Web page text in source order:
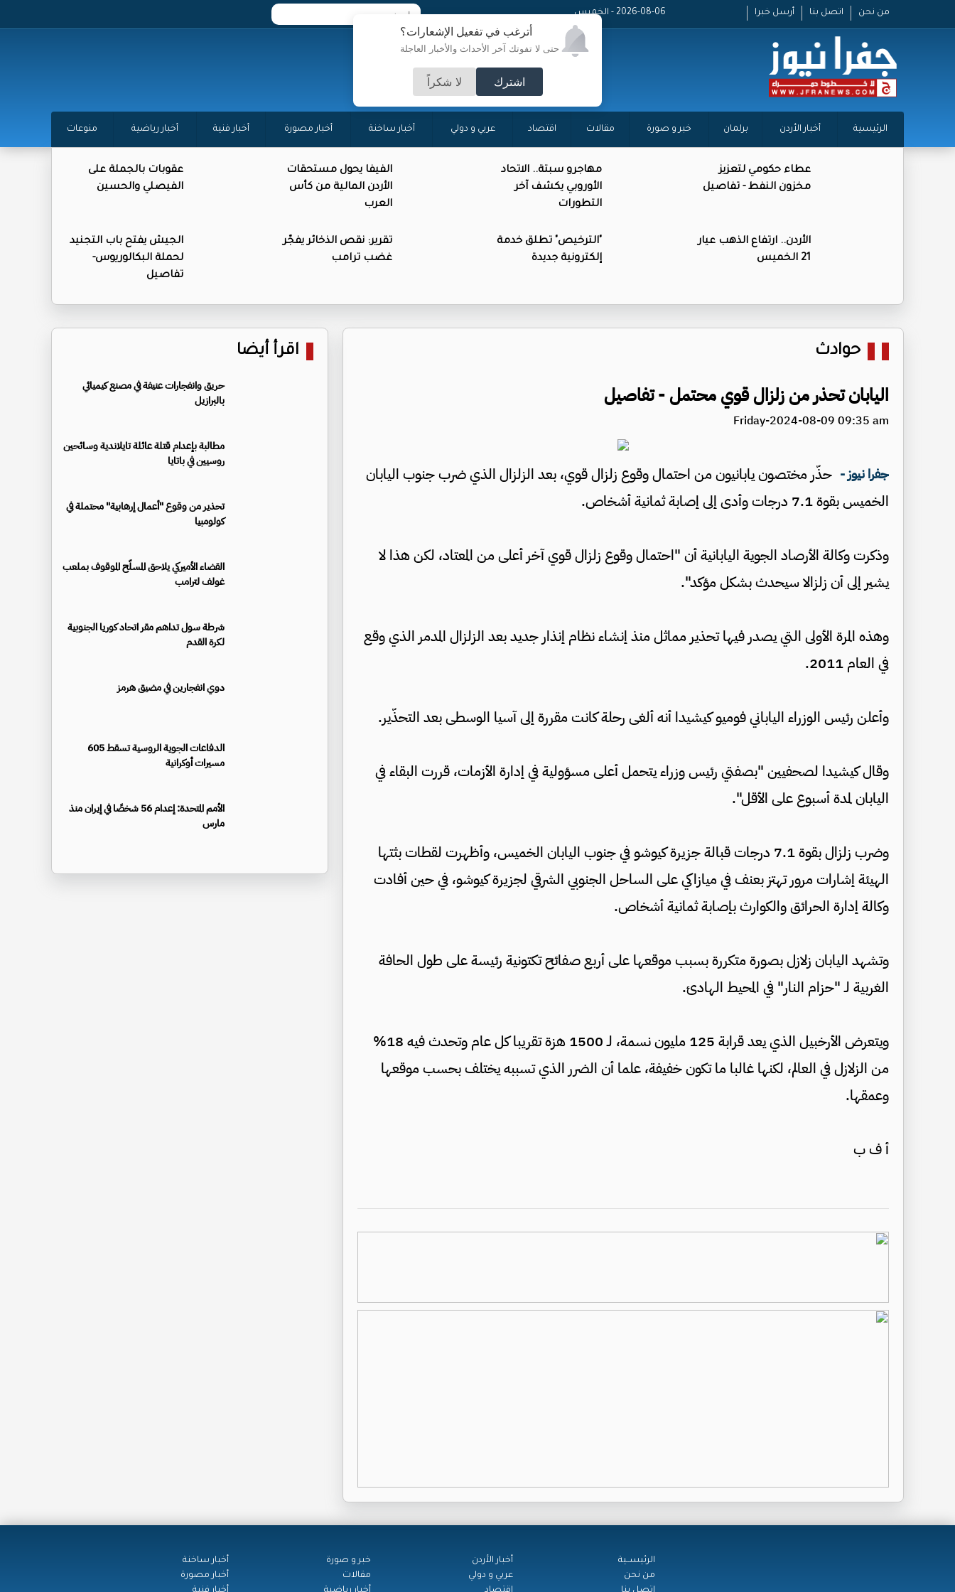
أترغب في تفعيل الإشعارات؟
حتى لا تفوتك آخر الأحداث والأخبار العاجلة
اشترك لا شكراً
من نحن اتصل بنا أرسل خبرا 2026-08-06 - الخميس
الرئيسية أخبار الأردن برلمان خبر و صورة مقالات اقتصاد عربي و دولي أخبار ساخنة أخبار مصورة أخبار فنية أخبار رياضية منوعات
عطاء حكومي لتعزيز
مخزون النفط - تفاصيل
مهاجرو سبتة.. الاتحاد
الأوروبي يكشف آخر
التطورات
الفيفا يحول مستحقات
الأردن المالية من كأس
العرب
عقوبات بالجملة على
الفيصلي والحسين
الأردن.. ارتفاع الذهب عيار
21 الخميس
"الترخيص" تطلق خدمة
إلكترونية جديدة
تقرير: نقص الذخائر يفجّر
غضب ترامب
الجيش يفتح باب التجنيد
لحملة البكالوريوس-
تفاصيل
حوادث
اليابان تحذر من زلزال قوي محتمل - تفاصيل
Friday-2024-08-09 09:35 am
جفرا نيوز - حذّر مختصون يابانيون من احتمال وقوع زلزال قوي، بعد الزلزال الذي ضرب جنوب اليابان
الخميس بقوة 7.1 درجات وأدى إلى إصابة ثمانية أشخاص.
وذكرت وكالة الأرصاد الجوية اليابانية أن "احتمال وقوع زلزال قوي آخر أعلى من المعتاد، لكن هذا لا
يشير إلى أن زلزالا سيحدث بشكل مؤكد".
وهذه المرة الأولى التي يصدر فيها تحذير مماثل منذ إنشاء نظام إنذار جديد بعد الزلزال المدمر الذي وقع
في العام 2011.
وأعلن رئيس الوزراء الياباني فوميو كيشيدا أنه ألغى رحلة كانت مقررة إلى آسيا الوسطى بعد التحذّير.
وقال كيشيدا لصحفيين "بصفتي رئيس وزراء يتحمل أعلى مسؤولية في إدارة الأزمات، قررت البقاء في
اليابان لمدة أسبوع على الأقل".
وضرب زلزال بقوة 7.1 درجات قبالة جزيرة كيوشو في جنوب اليابان الخميس، وأظهرت لقطات بثتها
الهيئة إشارات مرور تهتز بعنف في ميازاكي على الساحل الجنوبي الشرقي لجزيرة كيوشو، في حين أفادت
وكالة إدارة الحرائق والكوارث بإصابة ثمانية أشخاص.
وتشهد اليابان زلازل بصورة متكررة بسبب موقعها على أربع صفائح تكتونية رئيسة على طول الحافة
الغربية لـ "حزام النار" في المحيط الهادئ.
ويتعرض الأرخبيل الذي يعد قرابة 125 مليون نسمة، لـ 1500 هزة تقريبا كل عام وتحدث فيه 18%
من الزلازل في العالم، لكنها غالبا ما تكون خفيفة، علما أن الضرر الذي تسببه يختلف بحسب موقعها
وعمقها.
أ ف ب
اقرأ أيضا
حريق وانفجارات عنيفة في مصنع كيميائي
بالبرازيل
مطالبة بإعدام قتلة عائلة تايلاندية وسائحين
روسيين في باتايا
تحذير من وقوع "أعمال إرهابية" محتملة في
كولومبيا
القضاء الأميركي يلاحق المسلّح الموقوف بملعب
غولف لترامب
شرطة سول تداهم مقر اتحاد كوريا الجنوبية
لكرة القدم
دوي انفجارين في مضيق هرمز
الدفاعات الجوية الروسية تسقط 605
مسيرات أوكرانية
الأمم المتحدة: إعدام 56 شخصًا في إيران منذ
مارس
الرئيســية
من نحن
أخبار الأردن
عربي و دولي
خبر و صورة
مقالات
أخبار ساخنة
أخبار مصورة